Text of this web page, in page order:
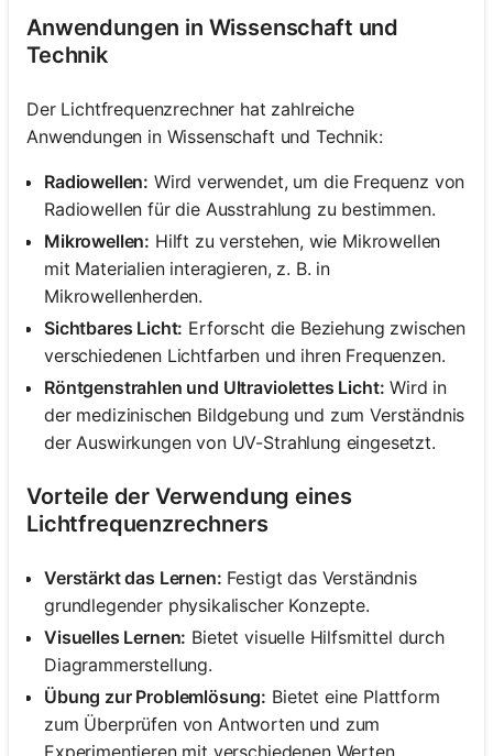
Anwendungen in Wissenschaft und
Technik
Der Lichtfrequenzrechner hat zahlreiche
Anwendungen in Wissenschaft und Technik:
Radiowellen: Wird verwendet, um die Frequenz von
Radiowellen für die Ausstrahlung zu bestimmen.
Mikrowellen: Hilft zu verstehen, wie Mikrowellen
mit Materialien interagieren, z. B. in
Mikrowellenherden.
Sichtbares Licht: Erforscht die Beziehung zwischen
verschiedenen Lichtfarben und ihren Frequenzen.
Röntgenstrahlen und Ultraviolettes Licht: Wird in
der medizinischen Bildgebung und zum Verständnis
der Auswirkungen von UV-Strahlung eingesetzt.
Vorteile der Verwendung eines
Lichtfrequenzrechners
Verstärkt das Lernen: Festigt das Verständnis
grundlegender physikalischer Konzepte.
Visuelles Lernen: Bietet visuelle Hilfsmittel durch
Diagrammerstellung.
Übung zur Problemlösung: Bietet eine Plattform
zum Überprüfen von Antworten und zum
Experimentieren mit verschiedenen Werten.